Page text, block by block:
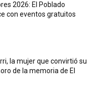
2026: El Poblado
con eventos gratuitos
la mujer que convirtió su
de la memoria de El